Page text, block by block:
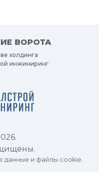
ВОРОТА
холдинга
инжиниринг
данные и файлы cookie.